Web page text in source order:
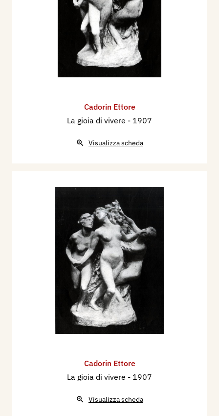
Cadorin Ettore
La gioia di vivere - 1907
Visualizza scheda
Cadorin Ettore
La gioia di vivere - 1907
Visualizza scheda